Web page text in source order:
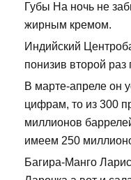
Губы На ночь не
жирным кремом.
Индийский
понизив второй раз
В марте-апреле он
цифрам, то из 300
миллионов
имеем 250
Багира-Манго